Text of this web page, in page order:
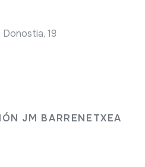
JM BARRENETXEA
1984.